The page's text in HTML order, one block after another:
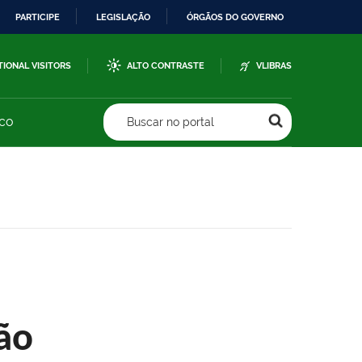
PARTICIPE LEGISLAÇÃO ÓRGÃOS DO GOVERNO
VISITORS ALTO CONTRASTE VLIBRAS
Buscar no portal